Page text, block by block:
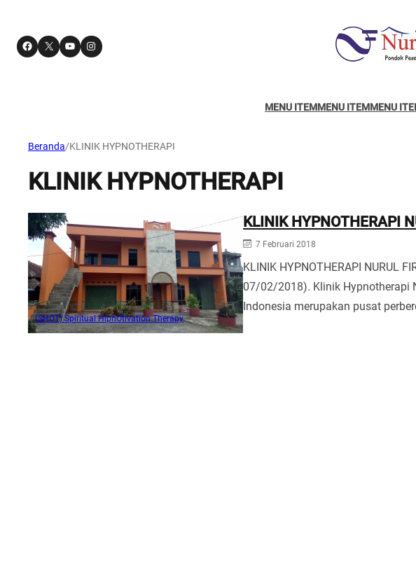
Facebook X YouTube Instagram
MENU ITEMMENU ITEMMENU
Beranda/KLINIK HYPNOTHERAPI
KLINIK HYPNOTHERAPI
(SHOT) Spiritual HipnOtivation Therapy
KLINIK HYPNOTHERAPI
7 Februari 2018
KLINIK HYPNOTHERAPI NURUL
07/02/2018). Klinik Hypnotherapi
Indonesia merupakan pusat